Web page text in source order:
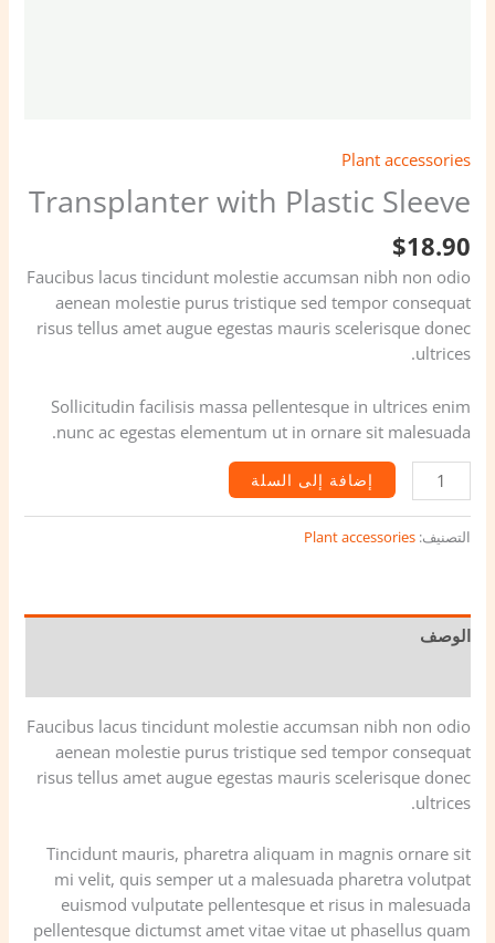
Plant accessories
Transplanter with Plastic Sleeve
$18.90
Faucibus lacus tincidunt molestie accumsan nibh non odio
aenean molestie purus tristique sed tempor consequat
risus tellus amet augue egestas mauris scelerisque donec
ultrices.
Sollicitudin facilisis massa pellentesque in ultrices enim
nunc ac egestas elementum ut in ornare sit malesuada.
إضافة إلى السلة
التصنيف:Plant accessories
الوصف
Faucibus lacus tincidunt molestie accumsan nibh non odio
aenean molestie purus tristique sed tempor consequat
risus tellus amet augue egestas mauris scelerisque donec
ultrices.
Tincidunt mauris, pharetra aliquam in magnis ornare sit
mi velit, quis semper ut a malesuada pharetra volutpat
euismod vulputate pellentesque et risus in malesuada
pellentesque dictumst amet vitae vitae ut phasellus quam